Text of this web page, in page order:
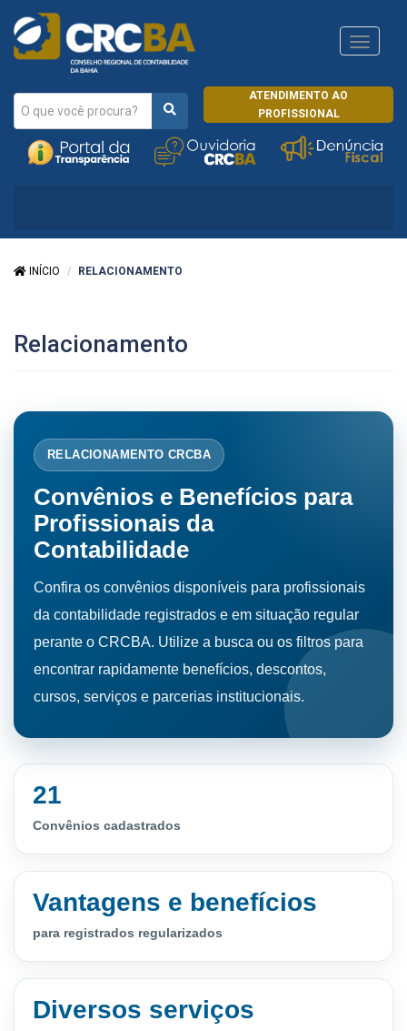
ATENDIMENTO AO
PROFISSIONAL
CRCRJ
INÍCIO RELACIONAMENTO
Relacionamento
RELACIONAMENTO CRCBA
Convênios e Benefícios para
Profissionais da
Contabilidade
Confira os convênios disponíveis para profissionais
da contabilidade registrados e em situação regular
perante o CRCBA. Utilize a busca ou os filtros para
encontrar rapidamente benefícios, descontos,
cursos, serviços e parcerias institucionais.
21
Convênios cadastrados
Vantagens e benefícios
para registrados regularizados
Diversos serviços